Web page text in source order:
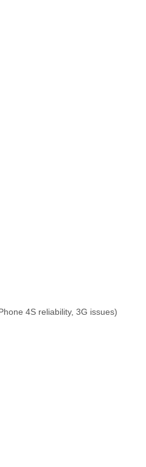
4S reliability, 3G issues)